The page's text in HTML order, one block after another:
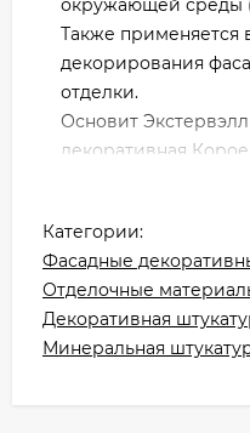
окружающей среды
Также применяется
декорирования
отделки.
Основит
декоративная
местах общего
вестибюлях.
Более мелкий
для работ внутри
(от 2,0 мм) более
Категории:
Фасадные
Отделочные
Декоративная
Минеральная